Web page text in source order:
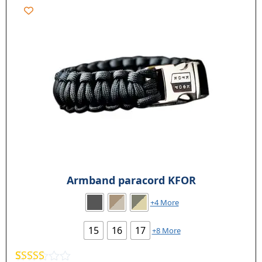
Armband paracord KFOR
+4 More
15 16 17 +8 More